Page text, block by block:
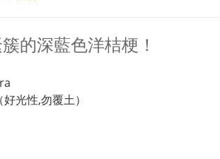
的深藍色洋桔梗！
光性,勿覆土）